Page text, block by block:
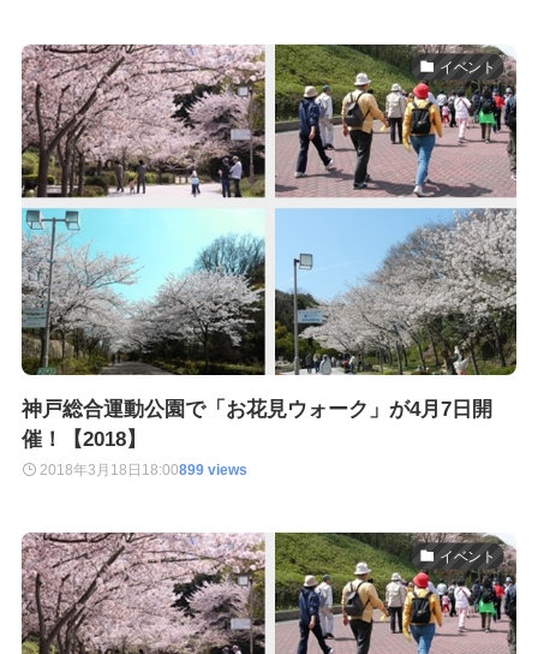
イベント
神戸総合運動公園で「お花見ウォーク」が4月7日開
催！【2018】
2018年3月18日 18:00899 views
イベント